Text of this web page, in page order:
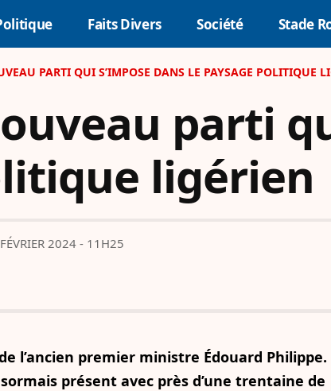
Faits Divers Société Stade
PARTI QUI S’IMPOSE DANS LE PAYSAGE POLITIQUE
parti
ligérien
2024 - 11H25
l’ancien premier ministre Édouard Philippe.
présent avec près d’une trentaine de